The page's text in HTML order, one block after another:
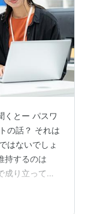
くとー パスワ
の話？ それは
はないでしょ
持するのは
成り立ってい
不確実性」